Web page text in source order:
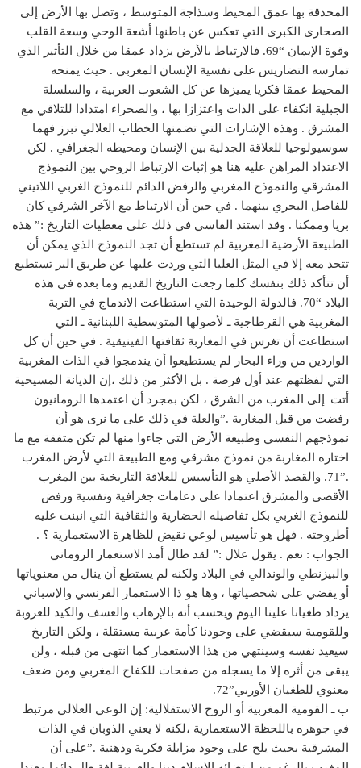
المحدقة بها عمق المحيط وسذاجة المتوسط ، وتصل بها الأرض إلى
الصحارى الكبرى التي تعكس عن باطنها أشعة الوحي وسعة القلب
وقوة الإيمان “69. فالارتباط بالأرض يزداد عمقا من خلال التأثير الذي
تمارسه التضاريس على نفسية الإنسان المغربي . حيث يمنحه
المحيط عمقا فكريا يميزها عن كل الشعوب العربية ، والسلسلة
الجبلية انكفاء على الذات واعتزازا بها ، والصحراء امتدادا للتلاقي مع
المشرق . وهذه الإشارات التي تضمنها الخطاب العلالي تبرز فهما
سوسيولوجيا للعلاقة الجدلية بين الإنسان ومحيطه الجغرافي . لكن
الاعتداد المراهن عليه هنا هو إثبات الارتباط الروحي بين النموذج
المشرقي والنموذج المغربي والرفض الدائم للنموذج الغربي اللاتيني
للفاصل البحري بينهما . في حين أن الارتباط مع الآخر الشرقي كان
بريا وممكنا . وقد استند الفاسي في ذلك على معطيات التاريخ :” هذه
الطبيعة الأرضية المغربية لم تستطع أن تجد النموذج الذي يمكن أن
تتحد معه إلا في المثل العليا التي وردت عليها عن طريق البر تستطيع
أن تتأكد ذلك بنفسك كلما رجعت التاريخ القديم وما بعده في هذه
البلاد “70. فالدولة الوحيدة التي استطاعت الاندماج في التربة
المغربية هي القرطاجية ـ لأصولها المتوسطية اللبنانية ـ التي
استطاعت أن تغرس في المغاربة ثقافتها الفينيقية . في حين أن كل
الواردين من وراء البحار لم يستطيعوا أن يندمجوا في الذات المغربية
التي لفظتهم عند أول فرصة . بل الأكثر من ذلك ،إن الديانة المسيحية
أتت |إلى المغرب من الشرق ، لكن بمجرد أن اعتمدها الرومانيون
رفضت من قبل المغاربة .”والعلة في ذلك على ما نرى هو أن
نموذجهم النفسي وطبيعة الأرض التي جاءوا منها لم تكن متفقة مع ما
اختاره المغاربة من نموذج مشرقي ومع الطبيعة التي لأرض المغرب
.”71. والقصد الأصلي هو التأسيس للعلاقة التاريخية بين المغرب
الأقصى والمشرق اعتمادا على دعامات جغرافية ونفسية ورفض
للنموذج الغربي بكل تفاصيله الحضارية والثقافية التي انبنت عليه
أطروحته . فهل هو تأسيس لوعي نقيض للظاهرة الاستعمارية ؟ .
الجواب : نعم . يقول علال :” لقد طال أمد الاستعمار الروماني
والبيزنطي والوندالي في البلاد ولكنه لم يستطع أن ينال من معنوياتها
أو يقضي على شخصياتها ، وها هو ذا الاستعمار الفرنسي والإسباني
يزداد طغيانا علينا اليوم ويحسب أنه بالإرهاب والعسف والكيد للعروبة
وللقومية سيقضي على وجودنا كأمة عربية مستقلة ، ولكن التاريخ
سيعيد نفسه وسينتهي من هذا الاستعمار كما انتهى من قبله ، ولن
يبقى من أثره إلا ما يسجله من صفحات للكفاح المغربي ومن ضعف
معنوي للطغيان الأوربي”72.
ب ـ القومية المغربية أو الروح الاستقلالية: إن الوعي العلالي مرتبط
في جوهره باللحظة الاستعمارية ،لكنه لا يعني الذوبان في الذات
المشرقية بحيث يلح على وجود مزايلة فكرية وذهنية .”على أن